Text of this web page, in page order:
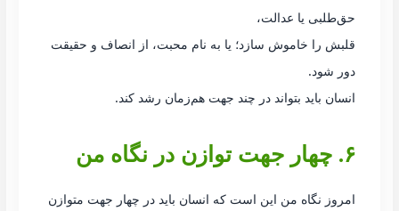
حق‌طلبی یا عدالت،
قلبش را خاموش سازد؛ یا به نام محبت، از انصاف و حقیقت
دور شود.
انسان باید بتواند در چند جهت هم‌زمان رشد کند.
۶. چهار جهت توازن در نگاه من
امروز نگاه من این است که انسان باید در چهار جهت متوازن